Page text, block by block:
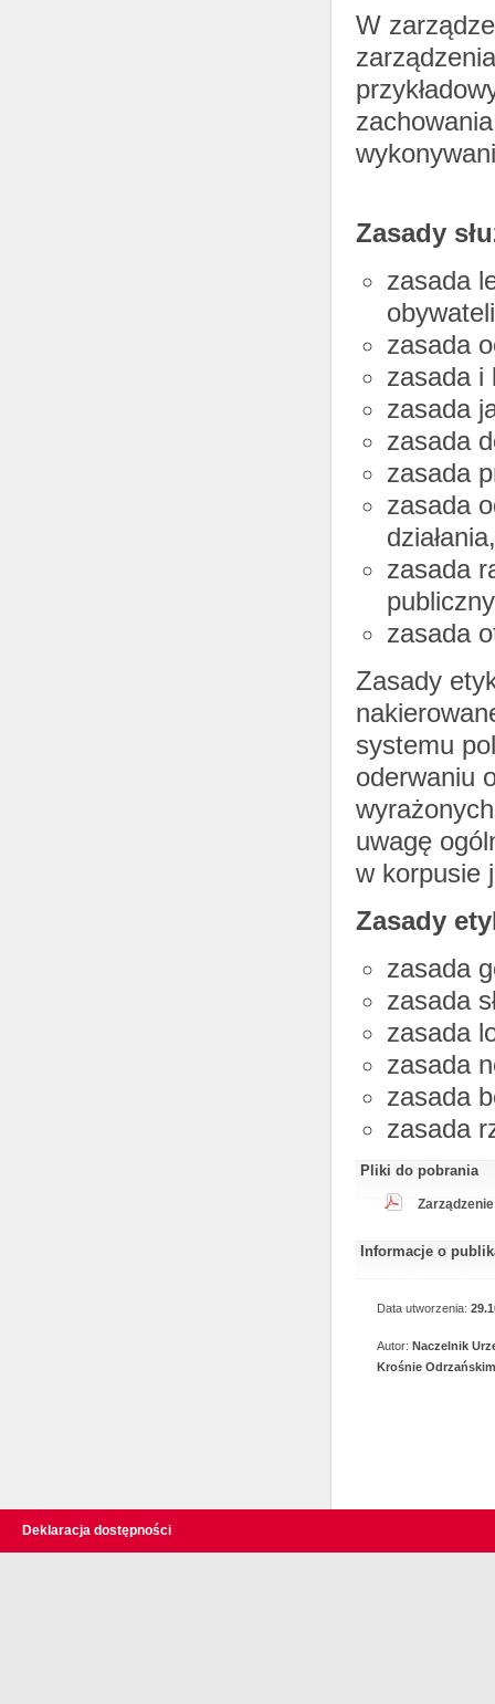
W
Zasady
zasada
zasada
zasada i
zasada
zasada
zasada
zasada
działania,
zasada
zasada
Zasady
systemu
oderwaniu
uwagę
w korpusie
Zasady
zasada
zasada
zasada
zasada
zasada
zasada
Pliki do pobrania
Informacje o
Data utworzenia:
Autor: Naczelnik
Krośnie Odrzańskim
Deklaracja dostępności